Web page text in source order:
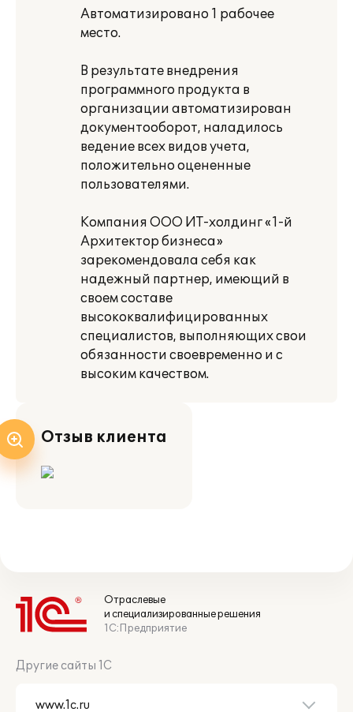
Автоматизировано 1 рабочее
место.
В результате внедрения
программного продукта в
организации автоматизирован
документооборот, наладилось
ведение всех видов учета,
положительно оцененные
пользователями.
Компания ООО ИТ-холдинг «1-й
Архитектор бизнеса»
зарекомендовала себя как
надежный партнер, имеющий в
своем составе
высококвалифицированных
специалистов, выполняющих свои
обязанности своевременно и с
высоким качеством.
Отзыв клиента
Отраслевые
и специализированные решения
1С:Предприятие
Другие сайты 1С